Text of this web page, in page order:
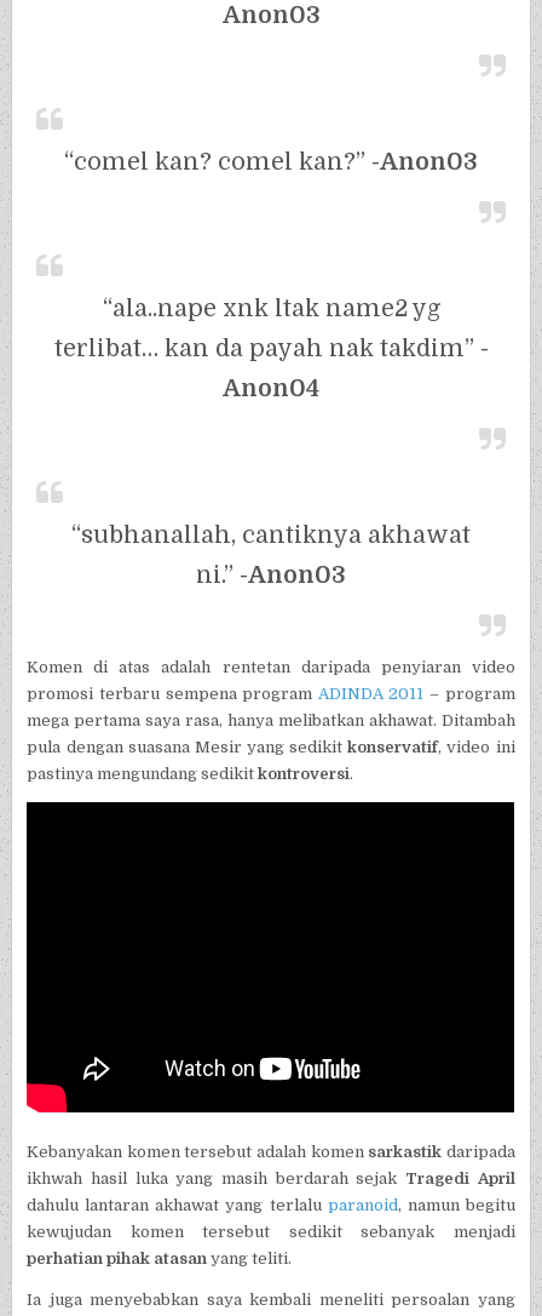
Anon03
“comel kan? comel kan?” -Anon03
“ala..nape xnk ltak name2 yg
terlibat… kan da payah nak takdim” -
Anon04
“subhanallah, cantiknya akhawat
ni.” -Anon03
Komen di atas adalah rentetan daripada penyiaran video
promosi terbaru sempena program ADINDA 2011 – program
mega pertama saya rasa, hanya melibatkan akhawat. Ditambah
pula dengan suasana Mesir yang sedikitkonservatif, video ini
pastinya mengundang sedikitkontroversi.
Kebanyakan komen tersebut adalah komen sarkastik daripada
ikhwah hasil luka yang masih berdarah sejak Tragedi April
dahulu lantaran akhawat yang terlalu paranoid, namun begitu
kewujudan komen tersebut sedikit sebanyak menjadi
perhatian pihak atasan yang teliti.
Ia juga menyebabkan saya kembali meneliti persoalan yang